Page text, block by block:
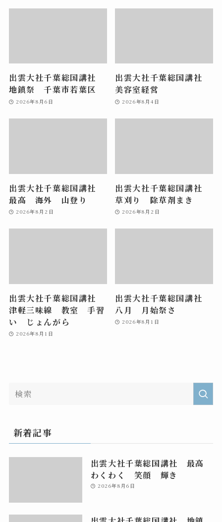
出雲大社千葉総国講社
地鎮祭 千葉市若葉区
2026年8月6日
出雲大社千葉総国講社
美容室経営
2026年8月4日
出雲大社千葉総国講社
最高 海外 山登り
2026年8月2日
出雲大社千葉総国講社
草刈り 除草剤まき
2026年8月2日
出雲大社千葉総国講社
津軽三味線 教室 手習
い じょんがら
2026年8月1日
出雲大社千葉総国講社
八月 月始祭さ
2026年8月1日
新着記事
出雲大社千葉総国講社 最高
わくわく 笑顔 輝き
2026年8月6日